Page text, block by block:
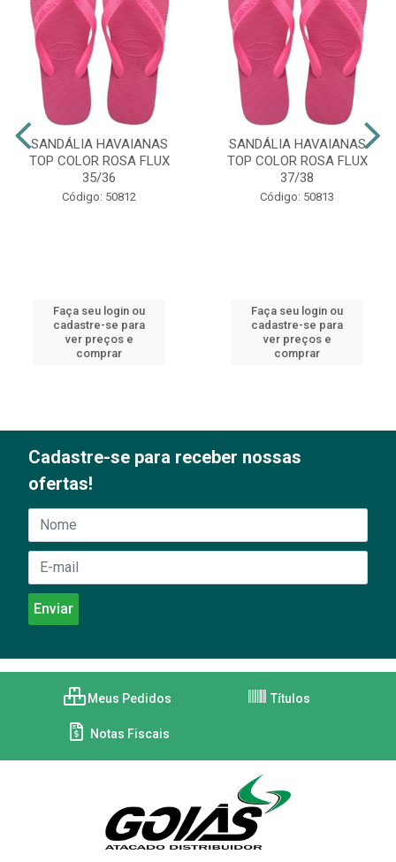
SANDÁLIA HAVAIANAS
TOP COLOR ROSA FLUX
35/36
Código: 50812
Faça seu login ou
cadastre-se para
ver preços e
comprar
SANDÁLIA HAVAIANAS
TOP COLOR ROSA FLUX
37/38
Código: 50813
Faça seu login ou
cadastre-se para
ver preços e
comprar
Cadastre-se para receber nossas
ofertas!
Meus Pedidos Títulos
Notas Fiscais